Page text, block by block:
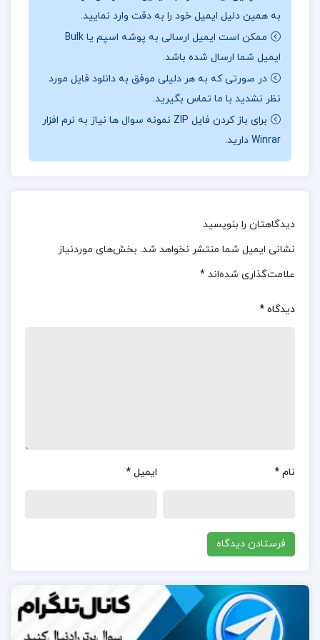
مکتوب است که نقشی اساسی در بهبود کیفیت و
تأثیرگذاری متن دارد.ویراستار به عنوان یک متخصص،
وظیفه دارد تا ضمن بررسی دقیق متن، اشتباهات
نگارشی، زبانی و مفهومی را اصلاح کرده و متن را روان‌تر و
قابل‌فهم‌تر کند.ویراستار باید اطمینان حاصل کند که
نوشته به خوبی با استانداردهای زبانی و نشر مطابقت
داشته و پیام نویسنده به شکلی دقیق و جذاب به مخاطب
منتقل شود.
کرده است.این کتاب به دلیل محتوای جامع و کاربردی خود،
محمد پشت دار:
اصول نگارش و ویرایش به دانشجویان و علاقه‌مندان به
این حوزه ایفا کرده است.این کتاب که توسط انتشارات
دانشگاه پیام نور منتشر شده، به عنوان یکی از منابع معتبر
در زمینه نگارش و ویرایش شناخته می‌شود و به طور ویژه
به همین دلیل ایمیل خود را به دقت وارد نمایید.
ممکن است ایمیل ارسالی به پوشه اسپم یا Bulk
ایمیل شما ارسال شده باشد.
در صورتی که به هر دلیلی موفق به دانلود فایل مورد
نظر نشدید با ما تماس بگیرید.
برای باز کردن فایل ZIP نمونه سوال ها نیاز به نرم افزار
Winrar دارید.
دیدگاهتان را بنویسید
نشانی ایمیل شما منتشر نخواهد شد. بخش‌های موردنیاز
علامت‌گذاری شده‌اند *
دیدگاه *
نام * ایمیل *